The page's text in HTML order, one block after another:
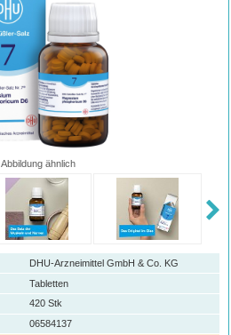
Abbildung ähnlich
DHU-Arzneimittel GmbH & Co. KG
Tabletten
420 Stk
06584137